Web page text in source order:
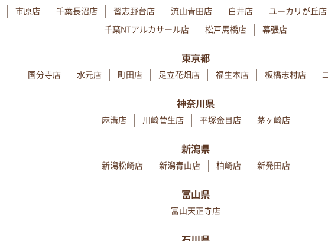
市原店 千葉長沼店 習志野台店 流山青田店 白井店 ユーカリが丘店
千葉NTアルカサール店 松戸馬橋店 幕張店
東京都
国分寺店 水元店 町田店 足立花畑店 福生本店 板橋志村店
神奈川県
麻溝店 川崎菅生店 平塚金目店 茅ヶ崎店
新潟県
新潟松崎店 新潟青山店 柏崎店 新発田店
富山県
富山天正寺店